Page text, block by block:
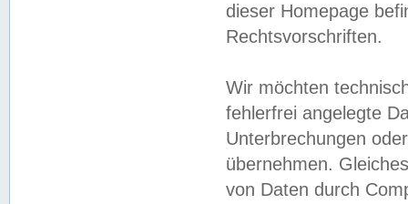
dieser Homepage
Rechtsvorschriften.
Wir möchten
fehlerfrei angelegte
Unterbrechungen
übernehmen.
von Daten durch